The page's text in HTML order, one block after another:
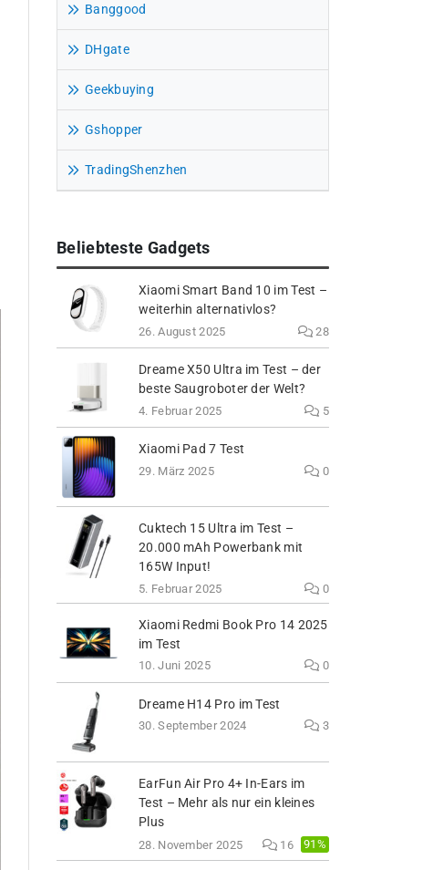
Banggood
DHgate
Geekbuying
Gshopper
TradingShenzhen
Beliebteste Gadgets
Xiaomi Smart Band 10 im Test –
weiterhin alternativlos?
26. August 2025 28
Dreame X50 Ultra im Test – der
beste Saugroboter der Welt?
4. Februar 2025 5
Xiaomi Pad 7 Test
29. März 2025 0
Cuktech 15 Ultra im Test –
20.000 mAh Powerbank mit
165W Input!
5. Februar 2025 0
Xiaomi Redmi Book Pro 14 2025
im Test
10. Juni 2025 0
Dreame H14 Pro im Test
30. September 2024 3
EarFun Air Pro 4+ In-Ears im
Test – Mehr als nur ein kleines
Plus
28. November 2025 16 91%